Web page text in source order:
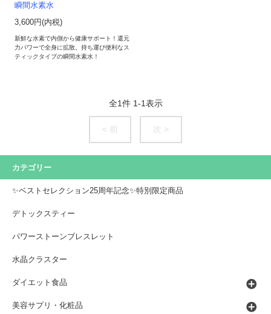
瞬間水素水
3,600円(内税)
新鮮な水素で内側から健康サポート！還元
力パワーで全身に拡散。持ち運び便利なス
ティックタイプの瞬間水素水！
全1件 1-1表示
< 前 次 >
カテゴリー
✨ベストセレクション25周年記念✨特別限定商品
デトックスティー
パワーストーンブレスレット
水晶クラスター
ダイエット食品
美容サプリ・化粧品